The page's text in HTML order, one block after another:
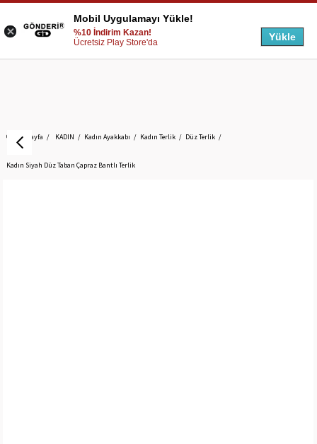
Anasayfa KADIN Kadın Ayakkabı Kadın Terlik Düz Terlik
Kadın Siyah Düz Taban Çapraz Bantlı Terlik
Mobil Uygulamayı Yükle!
%10 İndirim Kazan!
Ücretsiz Play Store'da
Yükle